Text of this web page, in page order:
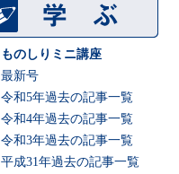
ものしりミニ講座
最新号
令和5年過去の記事一覧
令和4年過去の記事一覧
令和3年過去の記事一覧
平成31年過去の記事一覧